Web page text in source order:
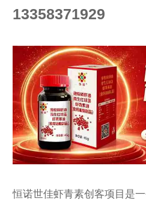
13358371929
恒诺世佳虾青素创客项目是